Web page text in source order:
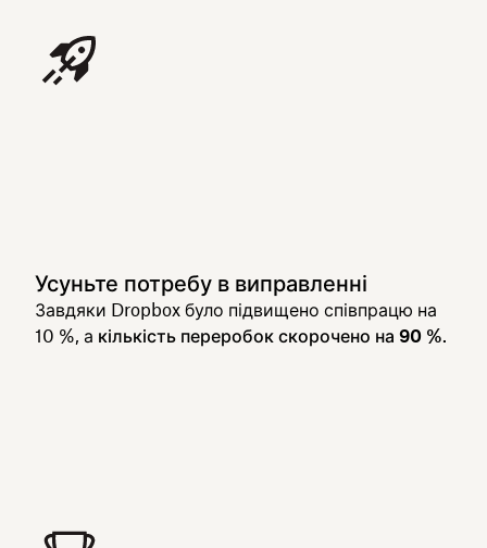
Усуньте потребу в виправленні
Завдяки Dropbox було підвищено співпрацю на
10 %, а кількість переробок скорочено на 90 %.